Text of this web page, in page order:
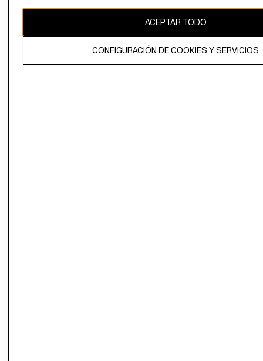
CAMBIAR REGIÓN
ACEPTAR TODO
CONFIGURACIÓN DE COOKIES Y SERVICIOS